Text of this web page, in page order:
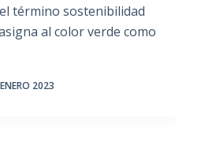
término sostenibilidad
al color verde como
2023